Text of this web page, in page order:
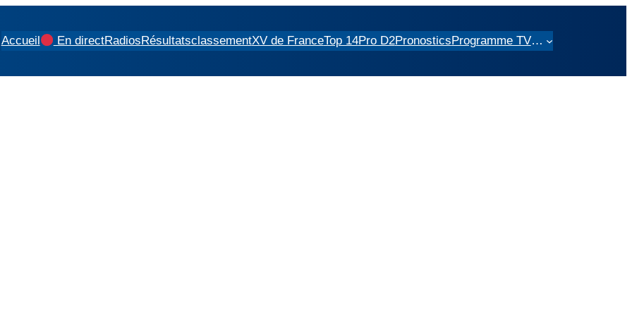
Accueil En directRadiosRésultatsclassementXV de FranceTop 14Pro D2PronosticsProgramme TV…